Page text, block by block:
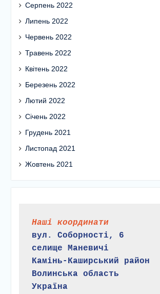
Серпень 2022
Липень 2022
Червень 2022
Травень 2022
Квітень 2022
Березень 2022
Лютий 2022
Січень 2022
Грудень 2021
Листопад 2021
Жовтень 2021
Наші координати
вул. Соборності, 6
селище Маневичі
Камінь-Каширський район
Волинська область
Україна